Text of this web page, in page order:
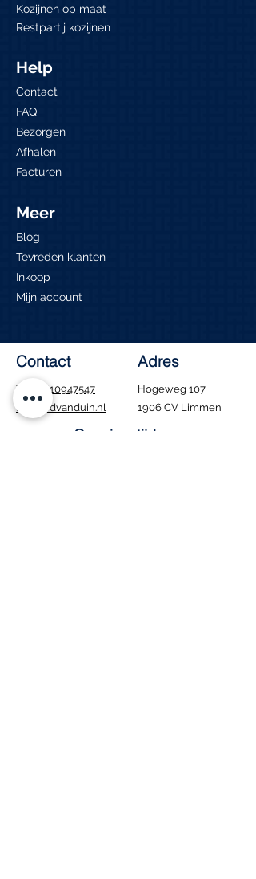
Kozijnen op maat
Restpartij kozijnen
Help
Contact
FAQ
Bezorgen
Afhalen
Facturen
Meer
Blog
Tevreden klanten
Inkoop
Mijn account
Contact
Tel.:
0610947547
info@edvanduin.nl
Adres
Hogeweg 107
1906 CV Limmen
Openingstijden